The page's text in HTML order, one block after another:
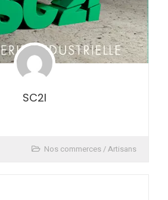
SC2I
Nos commerces / Artisans